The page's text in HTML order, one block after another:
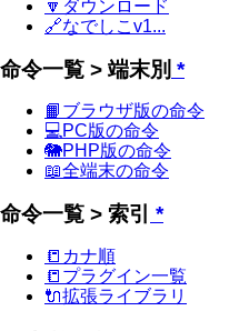
🔽ダウンロード
🔗なでしこv1...
命令一覧 > 端末別 *
📙ブラウザ版の命令
💻PC版の命令
🐘PHP版の命令
📖全端末の命令
命令一覧 > 索引 *
📒カナ順
📒プラグイン一覧
🔌拡張ライブラリ